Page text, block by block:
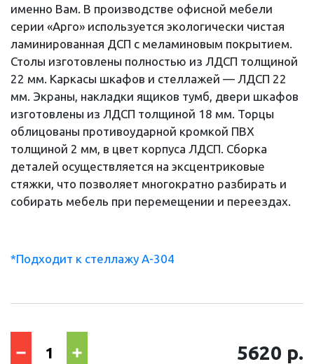
именно Вам. В производстве офисной мебели
серии «Арго» используется экологически чистая
ламинированная ДСП с меламиновым покрытием.
Столы изготовлены полностью из ЛДСП толщиной
22 мм. Каркасы шкафов и стеллажей — ЛДСП 22
мм. Экраны, накладки ящиков тумб, двери шкафов
изготовлены из ЛДСП толщиной 18 мм. Торцы
облицованы противоударной кромкой ПВХ
толщиной 2 мм, в цвет корпуса ЛДСП. Сборка
деталей осуществляется на эксцентриковые
стяжки, что позволяет многократно разбирать и
собирать мебель при перемещении и переездах.
*Подходит к стеллажу А-304
5620 р.